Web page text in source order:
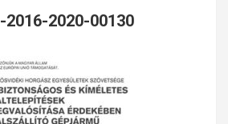
2016-2020-00130